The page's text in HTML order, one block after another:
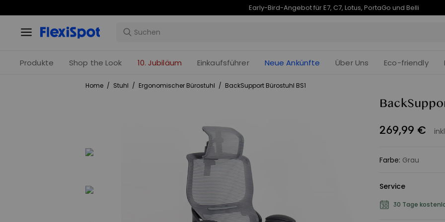
Je früher Sie kaufen, desto mehr sparen Sie | E7 Plus – 190 € Rabatt endet in
Produkte Shop the Look 10. Jubiläum Einkaufsführer Neue Ankünfte Über Uns Eco-friendly
Home / Stuhl / Ergonomischer Bürostuhl / BackSupport Bürostuhl BS1
269,99 €
Farbe: Grau
Service
30 Tage